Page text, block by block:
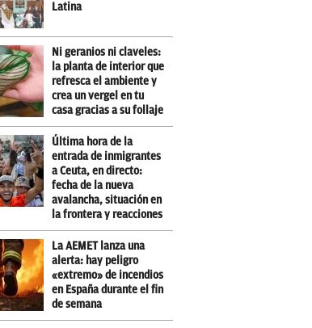
Latina
Ni geranios ni claveles:
la planta de interior que
refresca el ambiente y
crea un vergel en tu
casa gracias a su follaje
Última hora de la
entrada de inmigrantes
a Ceuta, en directo:
fecha de la nueva
avalancha, situación en
la frontera y reacciones
La AEMET lanza una
alerta: hay peligro
«extremo» de incendios
en España durante el fin
de semana